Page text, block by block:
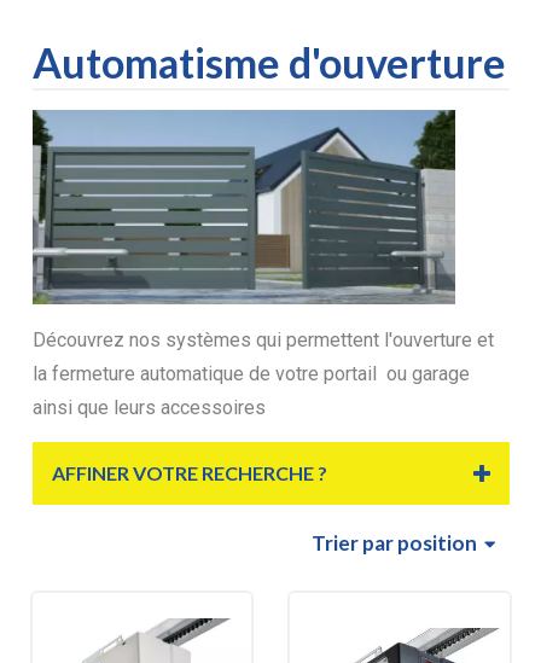
Automatisme d'ouverture
Découvrez nos systèmes qui permettent l'ouverture et
la fermeture automatique de votre portail ou garage
ainsi que leurs accessoires
AFFINER VOTRE RECHERCHE ?
Trierpar position